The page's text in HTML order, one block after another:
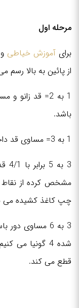
مرحله اول
برای آموزش خیاطی
از پائین به بالا رسم
باشد.
1 به 3= مساوی قد داخل پا و1 به 4 قد شلوار را علامت می زنیم.
چپ کاغذ کشیده می
قطع می کند.